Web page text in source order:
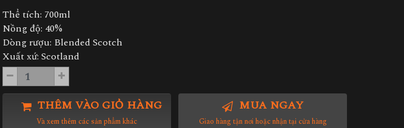
Thể tích: 700ml
Nồng độ: 40%
Dòng rượu: Blended Scotch
Xuất xứ: Scotland
THÊM VÀO GIỎ HÀNG
Và xem thêm các sản phẩm khác
MUA NGAY
Giao hàng tận nơi hoặc nhận tại cửa hàng